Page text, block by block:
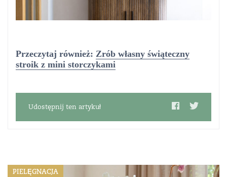
Przeczytaj również: Zrób własny świąteczny
stroik z mini storczykami
Udostępnij ten artykuł
PIELĘGNACJA